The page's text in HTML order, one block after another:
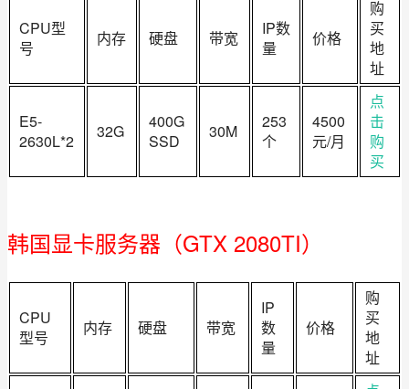
CPU型
号
内存 硬盘 带宽
IP数
量
价格
购
买
地
址
E5-
2630L*2
32G
400G
SSD
30M
253
个
4500
元/月
点
击
购
买
韩国显卡服务器（GTX 2080TI）
CPU
型号
内存 硬盘 带宽
IP
数
量
价格
购
买
地
址